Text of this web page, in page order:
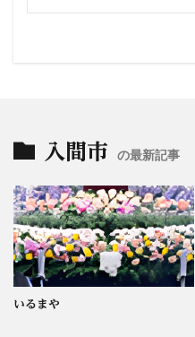
入間市 の最新記事
いるまや